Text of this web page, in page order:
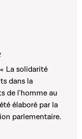
La solidarité
dans la
de l'homme au
élaboré par la
parlementaire.